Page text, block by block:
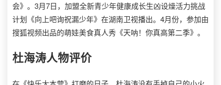
会》。3月7日，加盟全新青少年健康成长生凶设燥活力挑战
计划《向上吧询祝漏少年》在湖南卫视播出。4月份，参加由
搜狐视频出品的萌娃美食真人秀《天呐！你真高第二季》。
杜海涛人物评价